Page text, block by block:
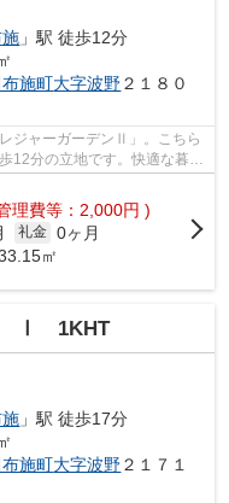
施 」駅 徒歩12分
施町大字波野２１８０
ジャーガーデンⅡ」。こちら
12分の立地です。快適な暮ら
理費等：2,000円 )
礼金 0ヶ月
㎡
Ⅰ 1KHT
施 」駅 徒歩17分
施町大字波野２１７１